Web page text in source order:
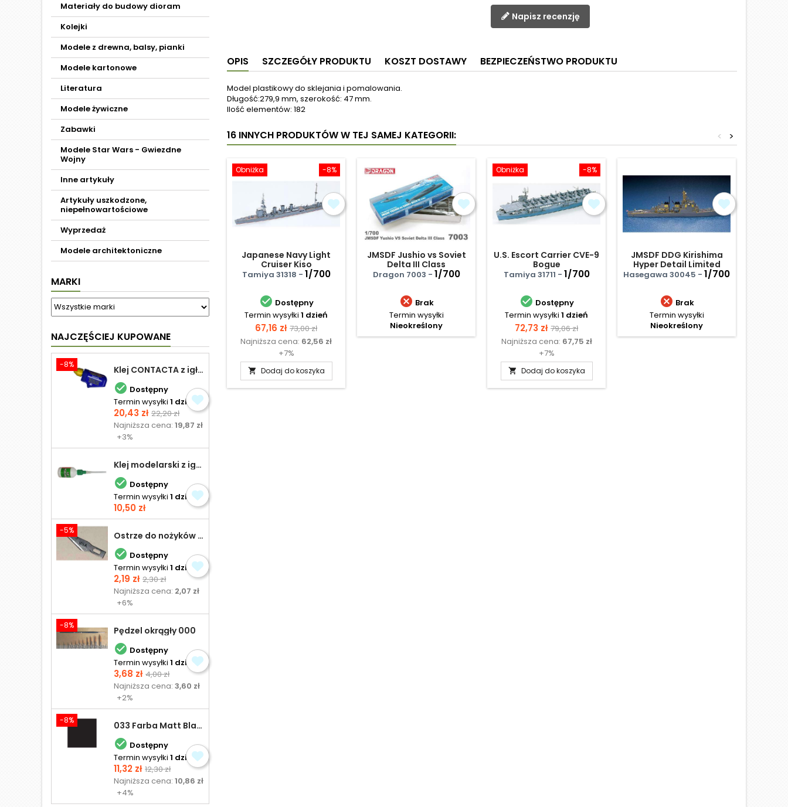
Materiały do budowy dioram
Kolejki
Modele z drewna, balsy, pianki
Modele kartonowe
Literatura
Modele żywiczne
Zabawki
Modele Star Wars - Gwiezdne
Wojny
Inne artykuły
Artykuły uszkodzone,
niepełnowartościowe
Wyprzedaż
Modele architektoniczne
MARKI
NAJCZĘŚCIEJ KUPOWANE
-8% Klej CONTACTA z igłą do plastiku 25,0 g
 Dostępny
Termin wysyłki 1 dzień
Cena
20,43 zł Cena
podstawowa
22,20 zł
Najniższa cena:19,87 zł
+3%
Klej modelarski z igłą 30 ml
 Dostępny
Termin wysyłki 1 dzień
Cena
10,50 zł
-5% Ostrze do nożyków Excel
 Dostępny
Termin wysyłki 1 dzień
Cena
2,19 zł Cena
podstawowa
2,30 zł
Najniższa cena: 2,07 zł
+6%
-8% Pędzel okrągły 000
 Dostępny
Termin wysyłki 1 dzień
Cena
3,68 zł Cena
podstawowa
4,00 zł
Najniższa cena:3,60 zł
+2%
-8% 033 Farba Matt Black - olejna
 Dostępny
Termin wysyłki 1 dzień
Cena
11,32 zł Cena
podstawowa
12,30 zł
Najniższa cena:10,86 zł
+4%
Napisz recenzję
OPIS SZCZEGÓŁY PRODUKTU KOSZT DOSTAWY BEZPIECZEŃSTWO PRODUKTU
Model plastikowy do sklejania i pomalowania.
Długość:279,9 mm, szerokość: 47 mm.
Ilość elementów: 182
16 INNYCH PRODUKTÓW W TEJ SAMEJ KATEGORII: >
<
-8%
Obniżka
Japanese Navy Light
Cruiser Kiso
Tamiya 31318 - 1/700
 Dostępny
Termin wysyłki 1 dzień
Cena
67,16 zł Cena
podstawowa
73,00 zł
Najniższa cena: 62,56 zł
+7%
 Dodaj do koszyka
JMSDF Jushio vs Soviet
Delta III Class
Dragon 7003 - 1/700
 Brak
Termin wysyłki
Nieokreślony
-8%
Obniżka
U.S. Escort Carrier CVE-9
Bogue
Tamiya 31711 - 1/700
 Dostępny
Termin wysyłki 1 dzień
Cena
72,73 zł Cena
podstawowa
79,06 zł
Najniższa cena: 67,75 zł
+7%
 Dodaj do koszyka
JMSDF DDG Kirishima
Hyper Detail Limited
Edition
Hasegawa 30045 - 1/700
 Brak
Termin wysyłki
Nieokreślony